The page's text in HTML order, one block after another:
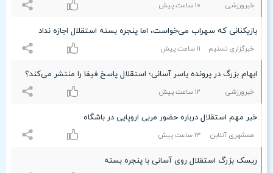
خبرورزشی ۱۰ ساعت پيش
بازیکنانی که سهراب می‌خواست، اما پنجره بسته استقلال اجازه نداد
خبرگزاری تسنیم ۱۱ ساعت پيش
ابهام بزرگ در پرونده یاسر آسانی؛ استقلال پاسخ فیفا را منتشر می‌کند؟
خبرورزشی ۱۲ ساعت پيش
خبر مهم استقلال درباره حضور مربی اروپایی در باشگاه
همشهری آنلاین ۱٣ ساعت پيش
ریسک بزرگ استقلال روی آسانی با پنجره بسته